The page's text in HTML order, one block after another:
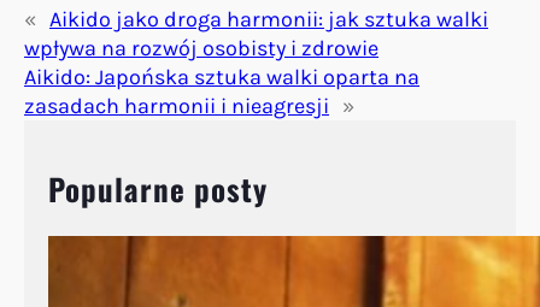
« Aikido jako droga harmonii: jak sztuka walki
wpływa na rozwój osobisty i zdrowie
Aikido: Japońska sztuka walki oparta na
zasadach harmonii i nieagresji »
Popularne posty